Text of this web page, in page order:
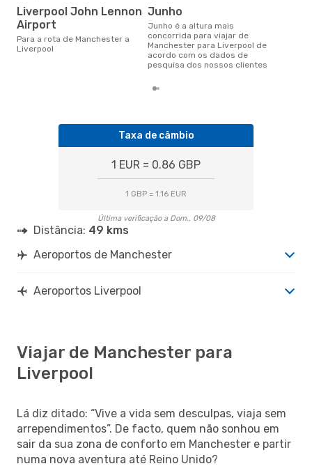
Liverpool John Lennon
Airport
Para a rota de Manchester a
Liverpool
junho
junho é a altura mais
concorrida para viajar de
Manchester para Liverpool de
acordo com os dados de
pesquisa dos nossos clientes
Taxa de câmbio
1 EUR = 0.86 GBP
1 GBP = 1.16 EUR
Última verificação a Dom., 09/08
Distância: 49 kms
Aeroportos de Manchester
Aeroportos Liverpool
Viajar de Manchester para
Liverpool
Lá diz ditado: “Vive a vida sem desculpas, viaja sem
arrependimentos”. De facto, quem não sonhou em
sair da sua zona de conforto em Manchester e partir
numa nova aventura até Reino Unido?